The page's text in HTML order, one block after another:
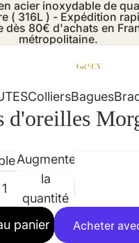
acier inoxydable de
( 316L ) - Expédition
dès 80€ d'achats en
métropolitaine.
ColliersBagues
d'oreilles
Augmenter
la
quantité
panier